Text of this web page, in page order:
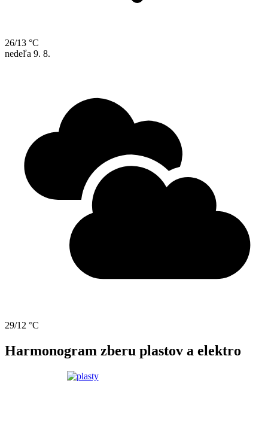
26/13 °C
nedeľa 9. 8.
29/12 °C
Harmonogram zberu plastov a elektro